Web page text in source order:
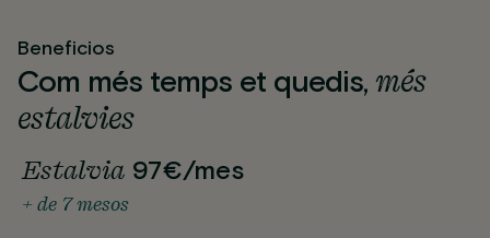
Beneficios
Com més temps et quedis,més
estalvies
Estalvia 97€/mes
+ de 7 mesos